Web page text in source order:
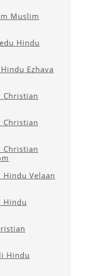
Muslim
Hindu
Ezhava
Christian
Christian
Christian
Hindu Velaan
Hindu
Hindu